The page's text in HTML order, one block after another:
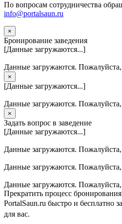
По вопросам сотрудничества
info@portalsaun.ru
×
Бронирование заведения
[Данные загружаются...]
Данные загружаются.
×
[Данные загружаются...]
Данные загружаются.
×
Задать вопрос в заведение
[Данные загружаются...]
Данные загружаются.
Данные загружаются.
Данные загружаются.
Прекратить процесс
PortalSaun.ru быстро и бесплатно
для вас.